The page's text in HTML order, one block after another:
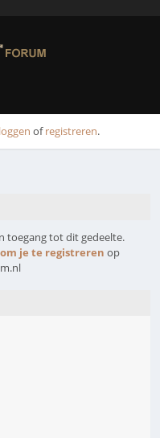
ofregistreren.
toegang tot dit gedeelte.
om je te registreren op